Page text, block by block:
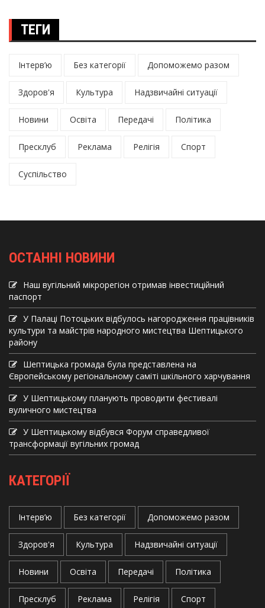
ТЕГИ
Інтерв’ю Без категорії Допоможемо разом
Здоров'я Культура Надзвичайні ситуації
Новини Освіта Передачі Політика
Пресклуб Реклама Релігія Спорт
Суспільство
ОСТАННІ НОВИНИ
Наш вугільний мікрорегіон отримав інвеcтиційний
паспорт
У Палаці Потоцьких відбулось нагородження працівників
культури та майстрів народного мистецтва Шептицького
району
Шептицька громада була представлена на
Європейському регіональному саміті шкільного харчування
У Шептицькому планують проводити фестивалі
вуличного мистецтва
У Шептицькому відбувся Форум справедливої
трансформації вугільних громад
КАТЕГОРІЇ
Інтерв’ю Без категорії Допоможемо разом
Здоров'я Культура Надзвичайні ситуації
Новини Освіта Передачі Політика
Пресклуб Реклама Релігія Спорт